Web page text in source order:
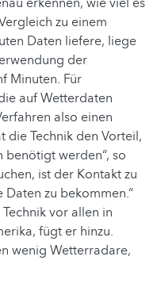
zu einem
Daten liefere, liege
der
Minuten. Für
auf Wetterdaten
also einen
die Technik den Vorteil,
benötigt werden“, so
ist der Kontakt zu
zu bekommen.“
vor allen in
fügt er hinzu.
wenig Wetterradare,